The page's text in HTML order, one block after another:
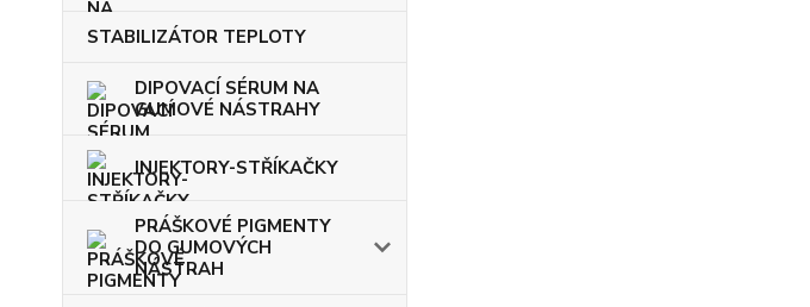
STABILIZÁTOR TEPLOTY
DIPOVACÍ SÉRUM NA
GUMOVÉ NÁSTRAHY
INJEKTORY-STŘÍKAČKY
PRÁŠKOVÉ PIGMENTY
DO GUMOVÝCH
NÁSTRAH